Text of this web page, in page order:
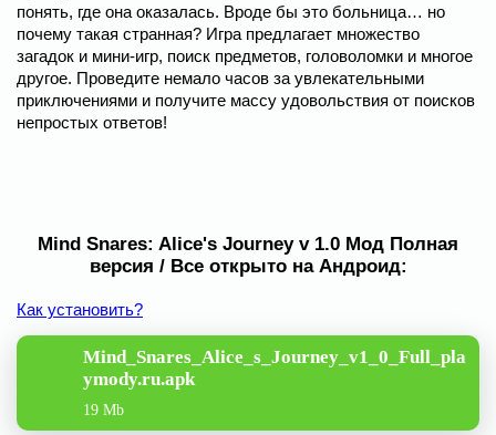
понять, где она оказалась. Вроде бы это больница… но
почему такая странная? Игра предлагает множество
загадок и мини-игр, поиск предметов, головоломки и многое
другое. Проведите немало часов за увлекательными
приключениями и получите массу удовольствия от поисков
непростых ответов!
Mind Snares: Alice's Journey v 1.0 Мод Полная
версия / Все открыто на Андроид:
Как установить?
Mind_Snares_Alice_s_Journey_v1_0_Full_pla
ymody.ru.apk
19 Mb